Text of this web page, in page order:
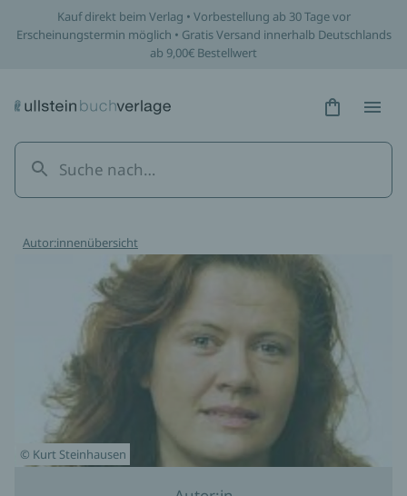
Kauf direkt beim Verlag • Vorbestellung ab 30 Tage vor
Erscheinungstermin möglich • Gratis Versand innerhalb Deutschlands
ab 9,00€ Bestellwert
Hidden
Autor:innenübersicht
© Kurt Steinhausen